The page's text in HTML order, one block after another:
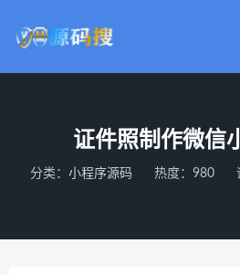
证件照制作微信
分类： 小程序源码 热度：980